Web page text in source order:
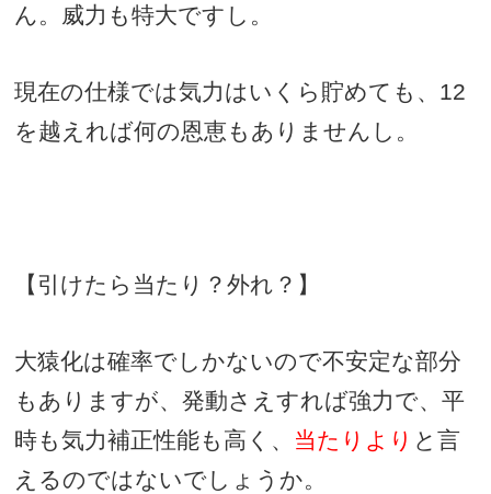
ん。威力も特大ですし。
現在の仕様では気力はいくら貯めても、 12
を越えれば何の恩恵もありませんし。
【引けたら当たり？外れ？】
大猿化は確率でしかないので不安定な部分
もありますが、発動さえすれば強力で、平
時も気力補正性能も高く、 当たりより と言
えるのではないでしょうか。